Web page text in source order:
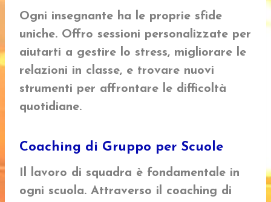
Ogni insegnante ha le proprie sfide
uniche. Offro sessioni personalizzate per
aiutarti a gestire lo stress, migliorare le
relazioni in classe, e trovare nuovi
strumenti per affrontare le difficoltà
quotidiane.
Coaching di Gruppo per Scuole
Il lavoro di squadra è fondamentale in
ogni scuola. Attraverso il coaching di